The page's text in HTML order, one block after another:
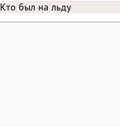
Кто был на льду